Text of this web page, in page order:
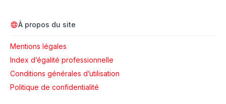
À propos du site
Mentions légales
Index d’égalité professionnelle
Conditions générales d’utilisation
Politique de confidentialité